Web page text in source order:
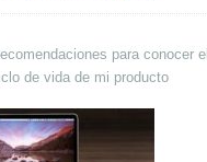
para conocer el
de vida de mi producto